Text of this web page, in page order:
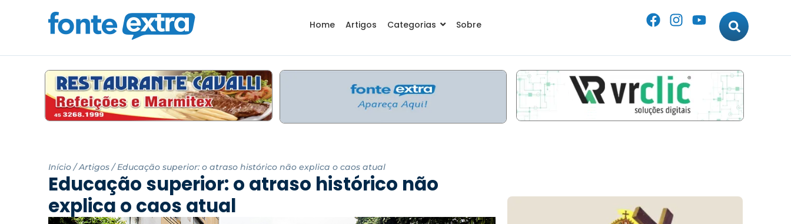
Home Artigos Categorias Sobre
Início / Artigos / Educação superior: o atraso histórico não explica o caos atual
Educação superior: o atraso histórico não
explica o caos atual